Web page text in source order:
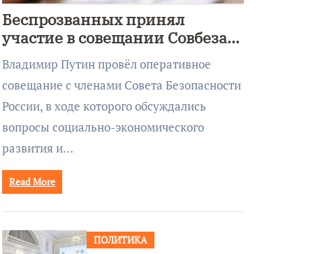
Беспрозванных принял
участие в совещании Совбеза
под руководством Путина
Владимир Путин провёл оперативное
совещание с членами Совета Безопасности
России, в ходе которого обсуждались
вопросы социально-экономического
развития и…
Read More
ПОЛИТИКА